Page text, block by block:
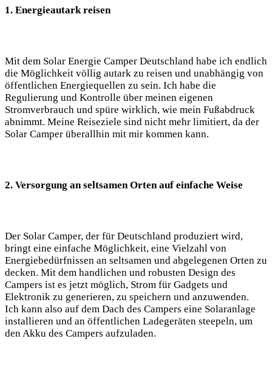
1. Energieautark reisen
Mit dem ‍Solar​ Energie Camper Deutschland ⁢habe ich endlich
​die Möglichkeit völlig autark zu reisen und unabhängig ‌von
öffentlichen‌ Energiequellen⁣ zu sein. Ich ⁢habe die
Regulierung und Kontrolle über meinen eigenen
Stromverbrauch und spüre wirklich, wie mein Fußabdruck
abnimmt. Meine Reiseziele sind ⁤nicht mehr⁣ limitiert, da der
Solar Camper überallhin mit mir kommen ⁢kann.
2. Versorgung an⁣ seltsamen Orten auf ‌einfache Weise
Der Solar Camper, der‌ für Deutschland‍ produziert wird,
bringt eine einfache Möglichkeit, eine Vielzahl von
‌Energiebedürfnissen an seltsamen und abgelegenen⁢ Orten ⁤zu
decken. Mit dem handlichen und robusten Design des
Campers ist es jetzt möglich, Strom für ⁤Gadgets und
‍Elektronik zu generieren, ‌zu speichern und anzuwenden.
Ich kann also auf dem Dach des Campers eine Solaranlage
‍installieren und an ‍öffentlichen Ladegeräten steepeln, um
den Akku⁢ des Campers aufzuladen.